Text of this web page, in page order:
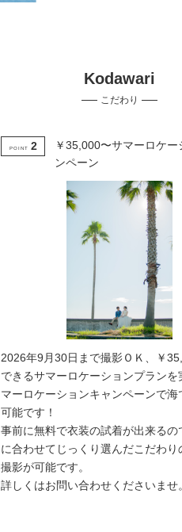
Kodawari
こだわり
POINT 2
￥35,000〜サマーロケー
ンペーン
2026年9月30日まで撮影ＯＫ、￥
できるサマーロケーションプランを
マーロケーションキャンペーンで海
可能です！
事前に無料で衣装の試着が出来るの
に合わせてじっくり選んだこだわり
撮影が可能です。
詳しくはお問い合わせくださいませ。